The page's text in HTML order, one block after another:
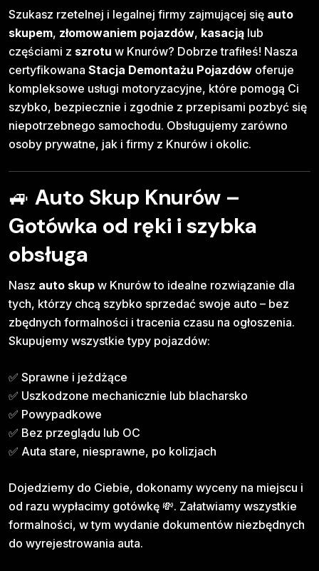
Szukasz rzetelnej i legalnej firmy zajmującej się auto
skupem, złomowaniem pojazdów, kasacją lub
częściami z szrotu w Knurów? Dobrze trafiłeś! Nasza
certyfikowana Stacja Demontażu Pojazdów oferuje
kompleksowe usługi motoryzacyjne, które pomogą Ci
szybko, bezpiecznie i zgodnie z przepisami pozbyć się
niepotrzebnego samochodu. Obsługujemy zarówno
osoby prywatne, jak i firmy z Knurów i okolic.
🚙 Auto Skup Knurów –
Gotówka od ręki i szybka
obsługa
Nasz auto skup w Knurów to idealne rozwiązanie dla
tych, którzy chcą szybko sprzedać swoje auto – bez
zbędnych formalności i tracenia czasu na ogłoszenia.
Skupujemy wszystkie typy pojazdów:
✅ Sprawne i jeżdżące
✅ Uszkodzone mechanicznie lub blacharsko
✅ Powypadkowe
✅ Bez przeglądu lub OC
✅ Auta stare, niesprawne, po kolizjach
Dojedziemy do Ciebie, dokonamy wyceny na miejscu i
od razu wypłacimy gotówkę 💸. Załatwiamy wszystkie
formalności, w tym wydanie dokumentów niezbędnych
do wyrejestrowania auta.